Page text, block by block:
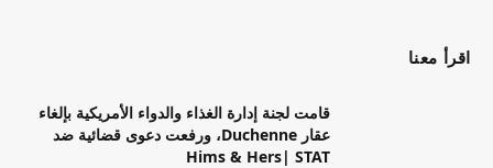
اقرأ معنا
قامت لجنة إدارة الغذاء والدواء الأمريكية بإلغاء
عقار Duchenne، ورفعت دعوى قضائية ضد
Hims & Hers| STAT